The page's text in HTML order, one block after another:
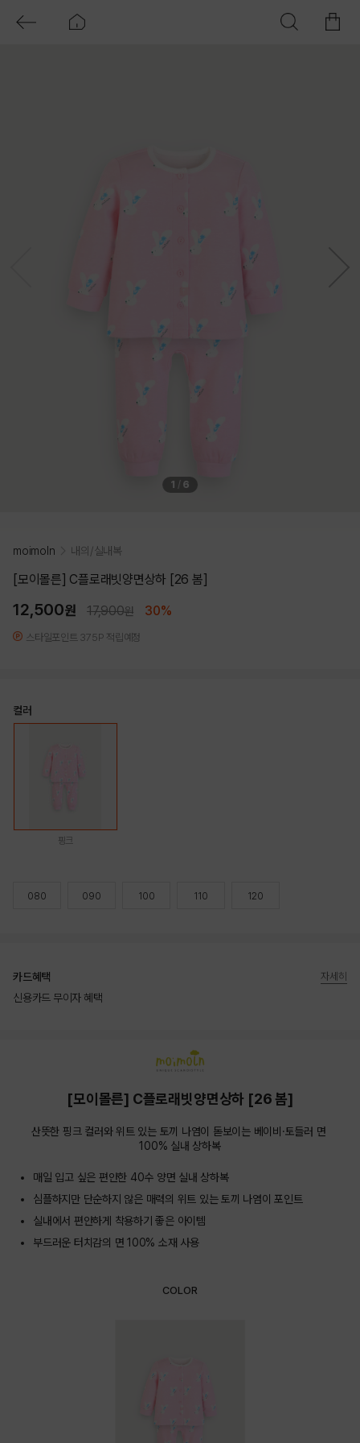
1 / 6
moimoln 내의/실내복
[모이몰른] C플로래빗양면상하 [26 봄]
12,500원 17,900원 30%
스타일포인트 375P 적립예정
컬러
핑크
080 090 100 110 120
카드혜택
신용카드 무이자 혜택
자세히
[모이몰른] C플로래빗양면상하 [26 봄]
산뜻한 핑크 컬러와 위트 있는 토끼 나염이 돋보이는 베이비·토들러 면
100% 실내 상하복
매일 입고 싶은 편안한 40수 양면 실내 상하복
심플하지만 단순하지 않은 매력의 위트 있는 토끼 나염이 포인트
실내에서 편안하게 착용하기 좋은 아이템
부드러운 터치감의 면 100% 소재 사용
COLOR